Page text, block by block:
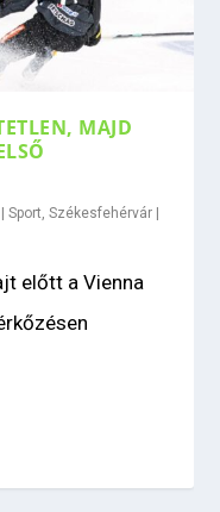
MAJD
|Sport ,Székesfehérvár |
előtt a Vienna